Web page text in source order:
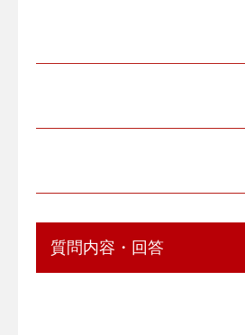
質問内容・回答